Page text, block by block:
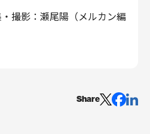
撮影：瀬尾陽（メルカン編
Share